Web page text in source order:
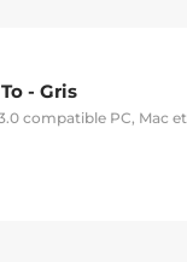
- Gris
compatible PC, Mac